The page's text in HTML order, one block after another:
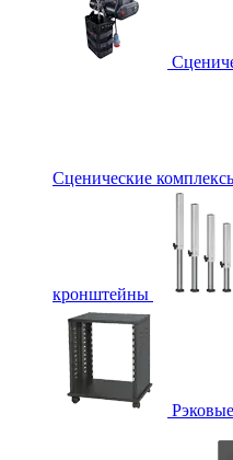
Сценические
кронштейны